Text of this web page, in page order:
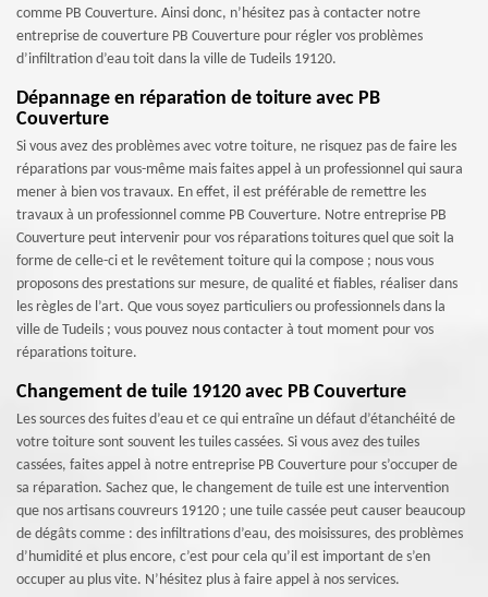
comme PB Couverture. Ainsi donc, n’hésitez pas à contacter notre
entreprise de couverture PB Couverture pour régler vos problèmes
d’infiltration d’eau toit dans la ville de Tudeils 19120.
Dépannage en réparation de toiture avec PB
Couverture
Si vous avez des problèmes avec votre toiture, ne risquez pas de faire les
réparations par vous-même mais faites appel à un professionnel qui saura
mener à bien vos travaux. En effet, il est préférable de remettre les
travaux à un professionnel comme PB Couverture. Notre entreprise PB
Couverture peut intervenir pour vos réparations toitures quel que soit la
forme de celle-ci et le revêtement toiture qui la compose ; nous vous
proposons des prestations sur mesure, de qualité et fiables, réaliser dans
les règles de l’art. Que vous soyez particuliers ou professionnels dans la
ville de Tudeils ; vous pouvez nous contacter à tout moment pour vos
réparations toiture.
Changement de tuile 19120 avec PB Couverture
Les sources des fuites d’eau et ce qui entraîne un défaut d’étanchéité de
votre toiture sont souvent les tuiles cassées. Si vous avez des tuiles
cassées, faites appel à notre entreprise PB Couverture pour s’occuper de
sa réparation. Sachez que, le changement de tuile est une intervention
que nos artisans couvreurs 19120 ; une tuile cassée peut causer beaucoup
de dégâts comme : des infiltrations d’eau, des moisissures, des problèmes
d’humidité et plus encore, c’est pour cela qu’il est important de s’en
occuper au plus vite. N’hésitez plus à faire appel à nos services.